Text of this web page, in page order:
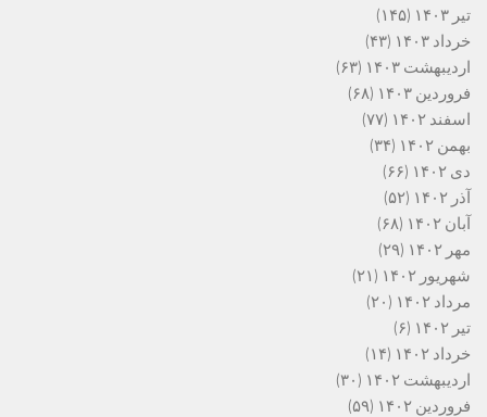
تیر ۱۴۰۳
(۱۴۵)
خرداد ۱۴۰۳
(۴۳)
اردیبهشت ۱۴۰۳
(۶۳)
فروردین ۱۴۰۳
(۶۸)
اسفند ۱۴۰۲
(۷۷)
بهمن ۱۴۰۲
(۳۴)
دی ۱۴۰۲
(۶۶)
آذر ۱۴۰۲
(۵۲)
آبان ۱۴۰۲
(۶۸)
مهر ۱۴۰۲
(۲۹)
شهریور ۱۴۰۲
(۲۱)
مرداد ۱۴۰۲
(۲۰)
تیر ۱۴۰۲
(۶)
خرداد ۱۴۰۲
(۱۴)
اردیبهشت ۱۴۰۲
(۳۰)
فروردین ۱۴۰۲
(۵۹)